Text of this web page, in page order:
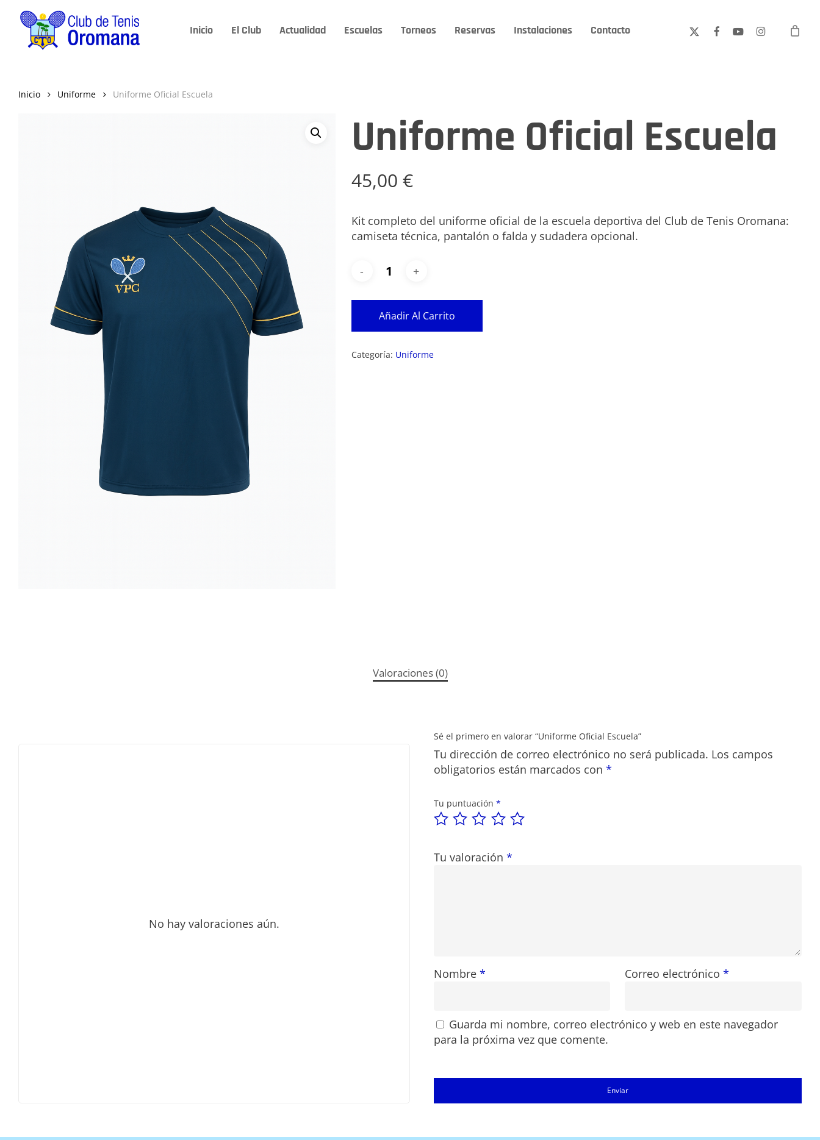
Inicio El Club Actualidad Escuelas Torneos Reservas Instalaciones Contacto
x-
facebookyoutubeinstagram
Inicio Uniforme Uniforme Oficial Escuela
Uniforme Oficial Escuela
45,00 €
Kit completo del uniforme oficial de la escuela deportiva del Club de Tenis Oromana:
camiseta técnica, pantalón o falda y sudadera opcional.
Añadir Al Carrito
Categoría: Uniforme
Valoraciones (0)
No hay valoraciones aún.
Sé el primero en valorar “Uniforme Oficial Escuela”
Tu dirección de correo electrónico no será publicada. Los campos
obligatorios están marcados con *
Tu puntuación *
Tu valoración *
Nombre * Correo electrónico*
Guarda mi nombre, correo electrónico y web en este navegador
para la próxima vez que comente.